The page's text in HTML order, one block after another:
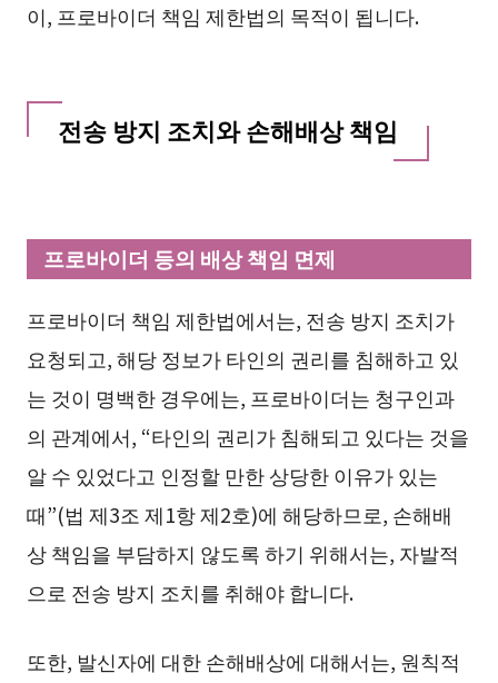
이, 프로바이더 책임 제한법의 목적이 됩니다.
전송 방지 조치와 손해배상 책임
프로바이더 등의 배상 책임 면제
프로바이더 책임 제한법에서는, 전송 방지 조치가
요청되고, 해당 정보가 타인의 권리를 침해하고 있
는 것이 명백한 경우에는, 프로바이더는 청구인과
의 관계에서, “타인의 권리가 침해되고 있다는 것을
알 수 있었다고 인정할 만한 상당한 이유가 있는
때”(법 제3조 제1항 제2호)에 해당하므로, 손해배
상 책임을 부담하지 않도록 하기 위해서는, 자발적
으로 전송 방지 조치를 취해야 합니다.
또한, 발신자에 대한 손해배상에 대해서는, 원칙적